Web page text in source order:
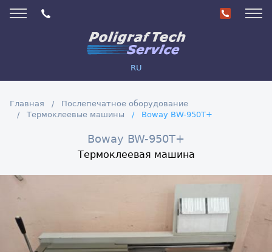
RU
Главная
Послепечатное оборудование
Термоклеевые машины
Boway BW-950T+
Boway BW-950T+
Термоклеевая машина